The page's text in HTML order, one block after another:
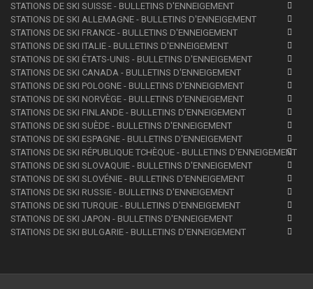
STATIONS DE SKI SUISSE - BULLETINS D'ENNEIGEMENT
STATIONS DE SKI ALLEMAGNE - BULLETINS D'ENNEIGEMENT
STATIONS DE SKI FRANCE - BULLETINS D'ENNEIGEMENT
STATIONS DE SKI ITALIE - BULLETINS D'ENNEIGEMENT
STATIONS DE SKI ÉTATS-UNIS - BULLETINS D'ENNEIGEMENT
STATIONS DE SKI CANADA - BULLETINS D'ENNEIGEMENT
STATIONS DE SKI POLOGNE - BULLETINS D'ENNEIGEMENT
STATIONS DE SKI NORVÈGE - BULLETINS D'ENNEIGEMENT
STATIONS DE SKI FINLANDE - BULLETINS D'ENNEIGEMENT
STATIONS DE SKI SUÈDE - BULLETINS D'ENNEIGEMENT
STATIONS DE SKI ESPAGNE - BULLETINS D'ENNEIGEMENT
STATIONS DE SKI RÉPUBLIQUE TCHÈQUE - BULLETINS D'ENNEIGEMENT
STATIONS DE SKI SLOVAQUIE - BULLETINS D'ENNEIGEMENT
STATIONS DE SKI SLOVÉNIE - BULLETINS D'ENNEIGEMENT
STATIONS DE SKI RUSSIE - BULLETINS D'ENNEIGEMENT
STATIONS DE SKI TURQUIE - BULLETINS D'ENNEIGEMENT
STATIONS DE SKI JAPON - BULLETINS D'ENNEIGEMENT
STATIONS DE SKI BULGARIE - BULLETINS D'ENNEIGEMENT